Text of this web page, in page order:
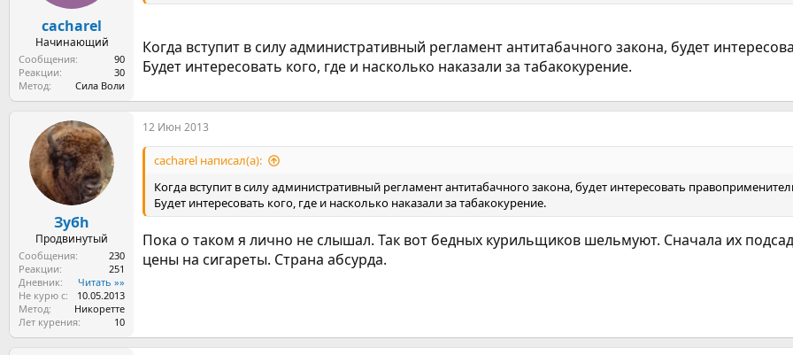
cacharel
Начинающий
Сообщения
90
Реакции
30
Метод
Сила Воли
Когда вступит в силу административный регламент антитабачного закона, будет
Будет интересовать кого, где и насколько наказали за табакокурение.
Зубh
Продвинутый
Сообщения
230
Реакции
251
Дневник
Читать »»
Не курю с
10.05.2013
Метод
Никоретте
Лет курения
10
12 Июн 2013
cacharel написал(а):
Когда вступит в силу административный регламент антитабачного закона, будет интересовать
Будет интересовать кого, где и насколько наказали за табакокурение.
Пока о таком я лично не слышал. Так вот бедных курильщиков шельмуют. Сначала их
цены на сигареты. Страна абсурда.